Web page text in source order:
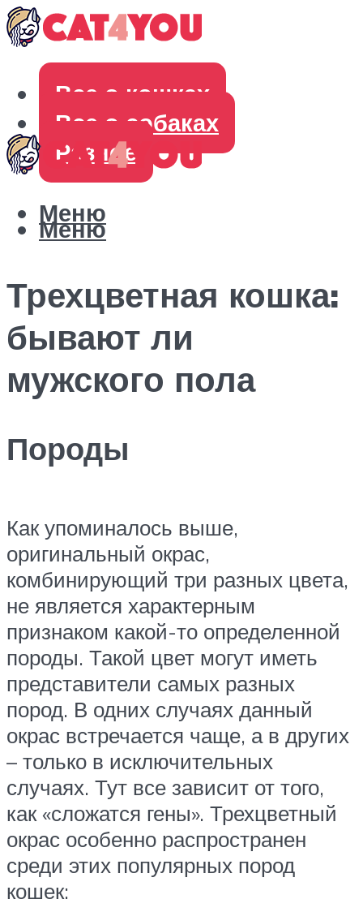
Все о кошках
Все о собаках
Разное
Меню
Меню
Трехцветная кошка:
бывают ли
мужского пола
Породы
Как упоминалось выше,
оригинальный окрас,
комбинирующий три разных цвета,
не является характерным
признаком какой-то определенной
породы. Такой цвет могут иметь
представители самых разных
пород. В одних случаях данный
окрас встречается чаще, а в других
– только в исключительных
случаях. Тут все зависит от того,
как «сложатся гены». Трехцветный
окрас особенно распространен
среди этих популярных пород
кошек: